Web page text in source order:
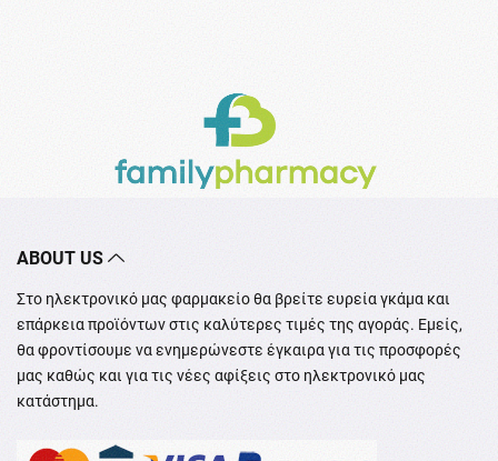
ABOUT US
Στο ηλεκτρονικό μας φαρμακείο θα βρείτε ευρεία γκάμα και
επάρκεια προϊόντων στις καλύτερες τιμές της αγοράς. Εμείς,
θα φροντίσουμε να ενημερώνεστε έγκαιρα για τις προσφορές
μας καθώς και για τις νέες αφίξεις στο ηλεκτρονικό μας
κατάστημα.